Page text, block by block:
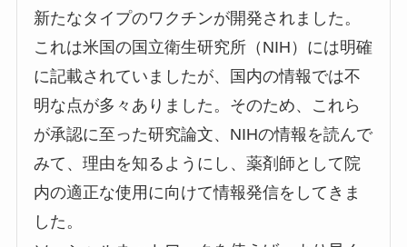
新たなタイプのワクチンが開発されました。
これは米国の国立衛生研究所（NIH）には明確
に記載されていましたが、国内の情報では不
明な点が多々ありました。そのため、これら
が承認に至った研究論文、NIHの情報を読んで
みて、理由を知るようにし、薬剤師として院
内の適正な使用に向けて情報発信をしてきま
した。